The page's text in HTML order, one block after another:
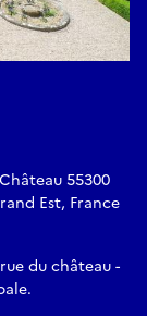
55300
Est, France
du château -